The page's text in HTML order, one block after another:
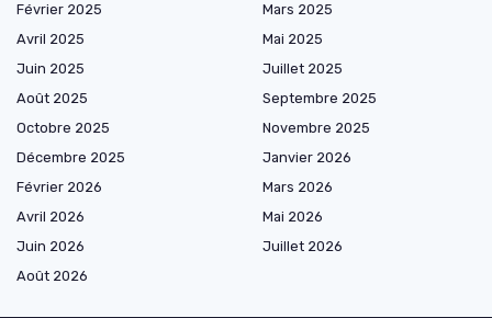
Février 2025
Mars 2025
Avril 2025
Mai 2025
Juin 2025
Juillet 2025
Août 2025
Septembre 2025
Octobre 2025
Novembre 2025
Décembre 2025
Janvier 2026
Février 2026
Mars 2026
Avril 2026
Mai 2026
Juin 2026
Juillet 2026
Août 2026